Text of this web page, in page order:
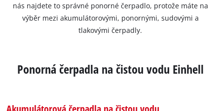
nás najdete to správné ponorné čerpadlo, protože máte na
výběr mezi akumulátorovými, ponornými, sudovými a
tlakovými čerpadly.
Ponorná čerpadla na čistou vodu Einhell